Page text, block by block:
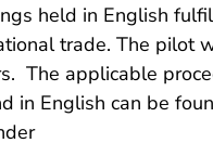
held in English
trade. The pilot
The applicable
in English can be